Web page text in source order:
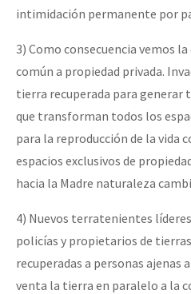
intimidación permanente por
3) Como consecuencia vemos
común a propiedad privada.
tierra recuperada para generar
que transforman todos los
para la reproducción de la vida
espacios exclusivos de
hacia la Madre naturaleza
4) Nuevos terratenientes
policías y propietarios de
recuperadas a personas ajenas
venta la tierra en paralelo a la